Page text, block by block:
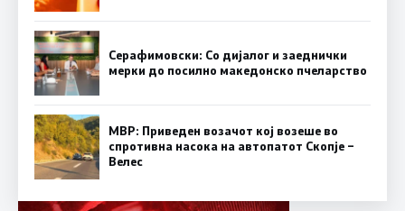
Серафимовски: Со дијалог и заеднички
мерки до посилно македонско пчеларство
МВР: Приведен возачот кој возеше во
спротивна насока на автопатот Скопје –
Велес